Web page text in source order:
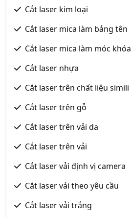
Cắt laser kim loại
Cắt laser mica làm bảng tên
Cắt laser mica làm móc khóa
Cắt laser nhựa
Cắt laser trên chất liệu simili
Cắt laser trên gỗ
Cắt laser trên vải da
Cắt laser trên vải
Cắt laser vải định vị camera
Cắt laser vải theo yêu cầu
Cắt laser vải trắng